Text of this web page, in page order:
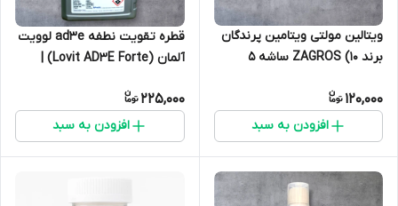
ویتالین مولتی ویتامین پرندگان
برند ZAGROS (۱۰ ساشه ۵
120,000
افزودن به سبد
قطره تقویت نطفه ad3e لوویت
آلمان (Lovit AD3E Forte) |
225,000
افزودن به سبد